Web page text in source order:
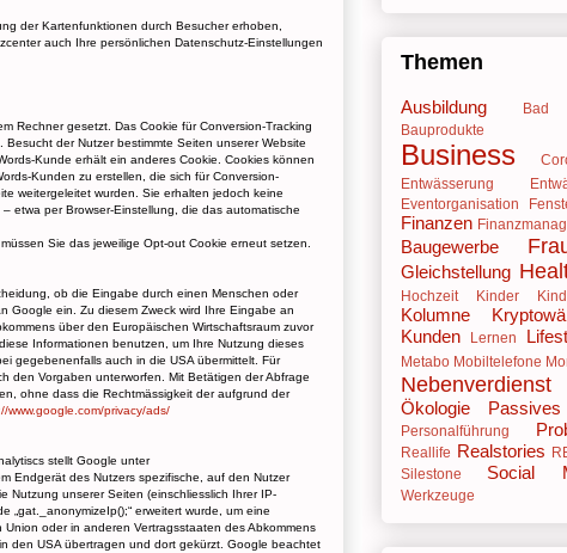
der Kartenfunktionen durch Besucher erhoben,
auch Ihre persönlichen Datenschutz-Einstellungen
Rechner gesetzt. Das Cookie für Conversion-Tracking
der Nutzer bestimmte Seiten unserer Website
Kunde erhält ein anderes Cookie. Cookies können
Kunden zu erstellen, die sich für Conversion-
weitergeleitet wurden. Sie erhalten jedoch keine
etwa per Browser-Einstellung, die das automatische
Sie das jeweilige Opt-out Cookie erneut setzen.
ob die Eingabe durch einen Menschen oder
Google ein. Zu diesem Zweck wird Ihre Eingabe an
über den Europäischen Wirtschaftsraum zuvor
Informationen benutzen, um Ihre Nutzung dieses
gegebenenfalls auch in die USA übermittelt. Für
den Vorgaben unterworfen. Mit Betätigen der Abfrage
ohne dass die Rechtmässigkeit der aufgrund der
www.google.com/privacy/ads/
stellt Google unter
Endgerät des Nutzers spezifische, auf den Nutzer
Nutzung unserer Seiten (einschliesslich Ihrer IP-
erweitert wurde, um eine
oder in anderen Vertragsstaaten des Abkommens
den USA übertragen und dort gekürzt. Google beachtet
Themen
Ausbildung
Bad
Bauprodukte
Business
Entwässerung
Eventorganisation
Finanzen
Baugewerbe
Gleichstellung
Hochzeit Kinder
Kolumne
Kunden
Lernen
Metabo Mobiltelefone
Nebenverdienst
Ökologie
Personalführung
Reallife Realstories
Silestone
Social
Werkzeuge